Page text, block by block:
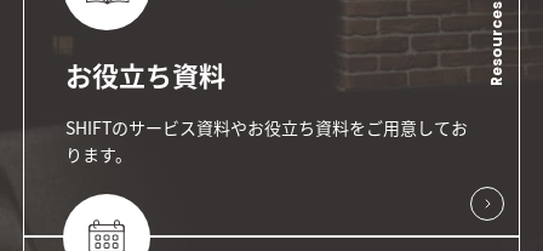
お役立ち資料
SHIFTのサービス資料やお役立ち資料をご用意してお
ります。
Resources